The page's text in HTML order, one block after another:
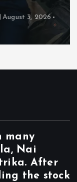
August 3, 2026
many
Nai
After
the stock